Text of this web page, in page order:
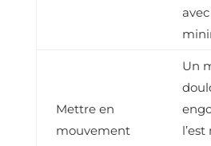
Mettre en
mouvement
Un